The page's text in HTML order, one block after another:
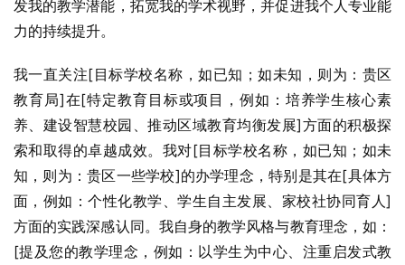
发我的教学潜能，拓宽我的学术视野，并促进我个人专业能
力的持续提升。
我一直关注[目标学校名称，如已知；如未知，则为：贵区
教育局]在[特定教育目标或项目，例如：培养学生核心素
养、建设智慧校园、推动区域教育均衡发展]方面的积极探
索和取得的卓越成效。我对[目标学校名称，如已知；如未
知，则为：贵区一些学校]的办学理念，特别是其在[具体方
面，例如：个性化教学、学生自主发展、家校社协同育人]
方面的实践深感认同。我自身的教学风格与教育理念，如：
[提及您的教学理念，例如：以学生为中心、注重启发式教